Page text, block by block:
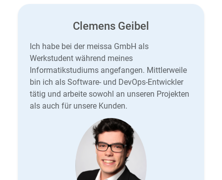
Clemens Geibel
Ich habe bei der meissa GmbH als
Werkstudent während meines
Informatikstudiums angefangen. Mittlerweile
bin ich als Software- und DevOps-Entwickler
tätig und arbeite sowohl an unseren Projekten
als auch für unsere Kunden.